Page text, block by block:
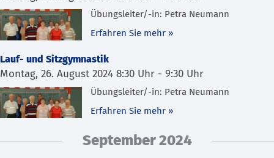
Übungsleiter/-in: Petra Neumann
Erfahren Sie mehr »
Lauf- und Sitzgymnastik
Montag, 26. August 2024 8:30 Uhr - 9:30 Uhr
Übungsleiter/-in: Petra Neumann
Erfahren Sie mehr »
September 2024